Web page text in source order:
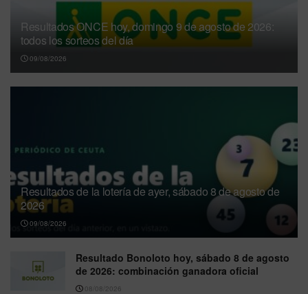
Resultados ONCE hoy, domingo 9 de agosto de 2026:
todos los sorteos del día
09/08/2026
Resultados de la lotería de ayer, sábado 8 de agosto de
2026
09/08/2026
Resultado Bonoloto hoy, sábado 8 de agosto
de 2026: combinación ganadora oficial
08/08/2026